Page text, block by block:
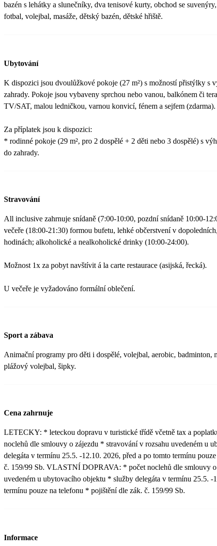
bazén s lehátky a slunečníky, dva tenisové kurty, obchod se
fotbal, volejbal, masáže, dětský bazén, dětské hřiště.
Ubytování
K dispozici jsou dvoulůžkové pokoje (27 m²) s možností přistýlky s
zahrady. Pokoje jsou vybaveny sprchou nebo vanou, balkónem či
TV/SAT, malou ledničkou, varnou konvicí, fénem a sejfem (zdarma).
Za příplatek jsou k dispozici:
* rodinné pokoje (29 m², pro 2 dospělé + 2 děti nebo 3 dospělé) s
do zahrady.
Stravování
All inclusive zahrnuje snídaně (7:00-10:00, pozdní snídaně 10:00-
večeře (18:00-21:30) formou bufetu, lehké občerstvení v
hodinách; alkoholické a nealkoholické drinky (10:00-24:00).
Možnost 1x za pobyt navštívit á la carte restaurace (asijská, řecká).
U večeře je vyžadováno formální oblečení.
Sport a zábava
Animační programy pro děti i dospělé, volejbal, aerobic, badminton,
plážový volejbal, šipky.
Cena zahrnuje
LETECKY: * leteckou dopravu v turistické třídě včetně tax a
noclehů dle smlouvy o zájezdu * stravování v rozsahu uvedeném u
delegáta v termínu 25.5. -12.10. 2026, před a po tomto termínu
č. 159/99 Sb. VLASTNÍ DOPRAVA: * počet noclehů dle smlouvy
uvedeném u ubytovacího objektu * služby delegáta v termínu 25.5. -
termínu pouze na telefonu * pojištění dle zák. č. 159/99 Sb.
Informace